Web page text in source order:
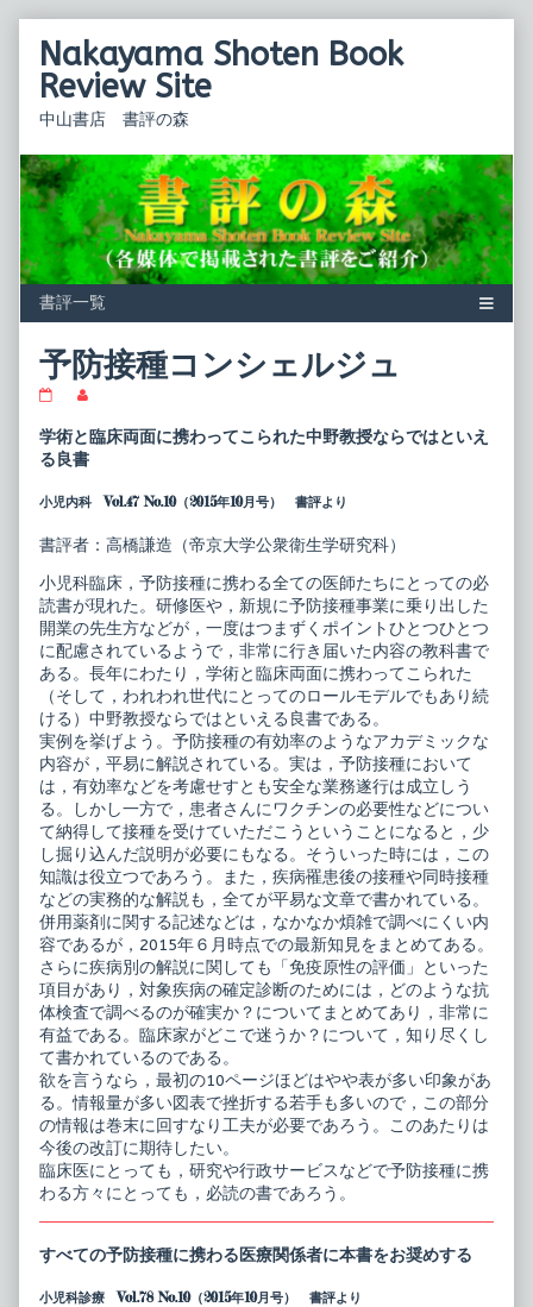
contentNakayama Shoten Book
Review Site
中山書店 書評の森
予防接種コンシェルジュ
接
種
コ
シ
ル
ジ
ュ
published
on
posts
by
of
接
種
コ
ン
シ
ェ
ル
ジ
ュ,
学術と臨床両面に携わってこられた中野教授ならではといえ
る良書
小児内科 Vol.47 No.10（2015年10月号） 書評より
書評者：高橋謙造（帝京大学公衆衛生学研究科）
小児科臨床，予防接種に携わる全ての医師たちにとっての必
読書が現れた。研修医や，新規に予防接種事業に乗り出した
開業の先生方などが，一度はつまずくポイントひとつひとつ
に配慮されているようで，非常に行き届いた内容の教科書で
ある。長年にわたり，学術と臨床両面に携わってこられた
（そして，われわれ世代にとってのロールモデルでもあり続
ける）中野教授ならではといえる良書である。
実例を挙げよう。予防接種の有効率のようなアカデミックな
内容が，平易に解説されている。実は，予防接種において
は，有効率などを考慮せすとも安全な業務遂行は成立しう
る。しかし一方で，患者さんにワクチンの必要性などについ
て納得して接種を受けていただこうということになると，少
し掘り込んだ説明が必要にもなる。そういった時には，この
知識は役立つであろう。また，疾病罹患後の接種や同時接種
などの実務的な解説も，全てが平易な文章で書かれている。
併用薬剤に関する記述などは，なかなか煩雑で調べにくい内
容であるが，2015年６月時点での最新知見をまとめてある。
さらに疾病別の解説に関しても「免疫原性の評価」といった
項目があり，対象疾病の確定診断のためには，どのような抗
体検査で調べるのが確実か？についてまとめてあり，非常に
有益である。臨床家がどこで迷うか？について，知り尽くし
て書かれているのである。
欲を言うなら，最初の10ページほどはやや表が多い印象があ
る。情報量が多い図表で挫折する若手も多いので，この部分
の情報は巻末に回すなり工夫が必要であろう。このあたりは
今後の改訂に期待したい。
臨床医にとっても，研究や行政サービスなどで予防接種に携
わる方々にとっても，必読の書であろう。
すべての予防接種に携わる医療関係者に本書をお奨めする
小児科診療 Vol.78 No.10（2015年10月号） 書評より